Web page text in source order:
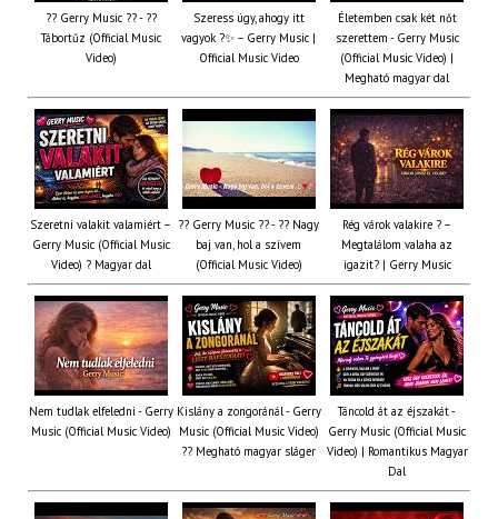
?? Gerry Music ?? - ??
Tábortűz (Official Music
Video)
Szeress úgy, ahogy itt
vagyok ?✨ – Gerry Music |
Official Music Video
Életemben csak két nőt
szerettem - Gerry Music
(Official Music Video) |
Megható magyar dal
Szeretni valakit valamiért –
Gerry Music (Official Music
Video) ? Magyar dal
?? Gerry Music ?? - ?? Nagy
baj van, hol a szívem
(Official Music Video)
Rég várok valakire ? –
Megtalálom valaha az
igazit? | Gerry Music
Nem tudlak elfeledni - Gerry
Music (Official Music Video)
Kislány a zongoránál - Gerry
Music (Official Music Video)
?? Megható magyar sláger
Táncold át az éjszakát -
Gerry Music (Official Music
Video) | Romantikus Magyar
Dal